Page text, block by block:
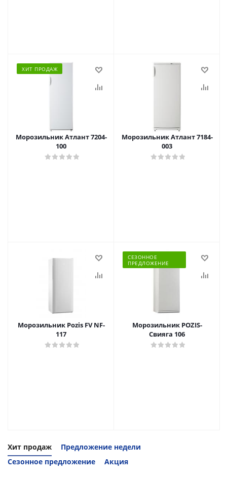
ХИТ ПРОДАЖ
Морозильник Атлант 7204-
100
Морозильник Атлант 7184-
003
Морозильник Pozis FV NF-
117
СЕЗОННОЕ
ПРЕДЛОЖЕНИЕ
Морозильник POZIS-
Свияга 106
Хит продаж
Предложение недели
Сезонное предложение
Акция